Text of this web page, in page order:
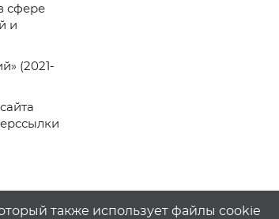
сфере
и
(2021-
также использует файлы cookie